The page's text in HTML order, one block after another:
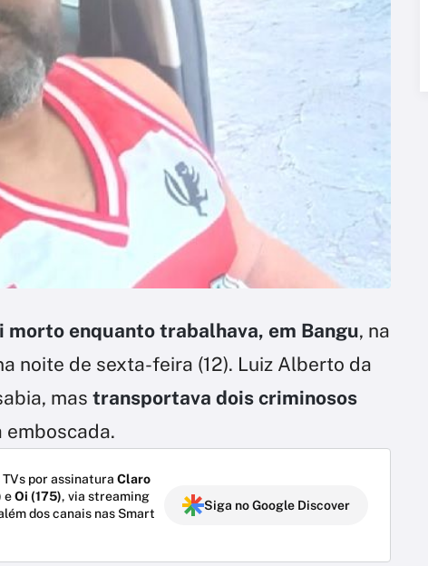
enquanto trabalhava, em Bangu, na
noite de sexta-feira (12). Luiz Alberto da
mas transportava dois criminosos
emboscada.
TVs por assinatura Claro
eOi (175), via streaming
dos canais nas Smart
Siga no Google Discover